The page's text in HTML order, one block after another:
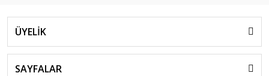
ÜYELİK
SAYFALAR